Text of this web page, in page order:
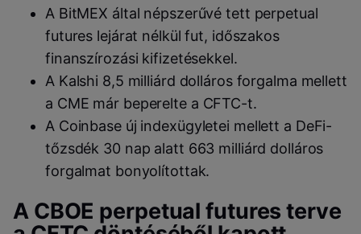
A BitMEX által népszerűvé tett perpetual
futures lejárat nélkül fut, időszakos
finanszírozási kifizetésekkel.
A Kalshi 8,5 milliárd dolláros forgalma mellett
a CME már beperelte a CFTC-t.
A Coinbase új indexügyletei mellett a DeFi-
tőzsdék 30 nap alatt 663 milliárd dolláros
forgalmat bonyolítottak.
A CBOE perpetual futures terve